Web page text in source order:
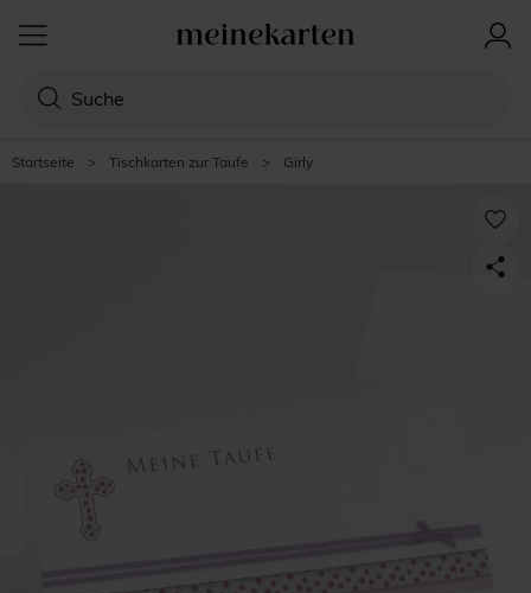
Startseite > Tischkarten zur Taufe > Girly